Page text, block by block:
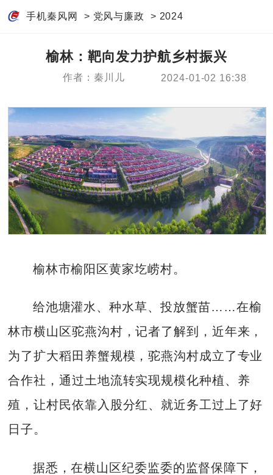
手机秦风网 > 党风与廉政 > 2024
榆林：靶向发力护航乡村振兴
作者：秦川儿 2024-01-02 16:38
榆林市榆阳区黄家圪崂村。
给池塘灌水、种水草、投放蟹苗……在榆
林市横山区驼燕沟村，记者了解到，近年来，
为了扩大稻田养蟹规模，驼燕沟村成立了专业
合作社，通过土地流转实现规模化种植、养
殖，让村民依靠入股分红、就近务工过上了好
日子。
据悉，在横山区纪委监委的监督保障下，